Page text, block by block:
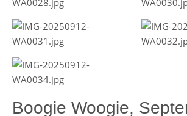
Boogie Woogie,